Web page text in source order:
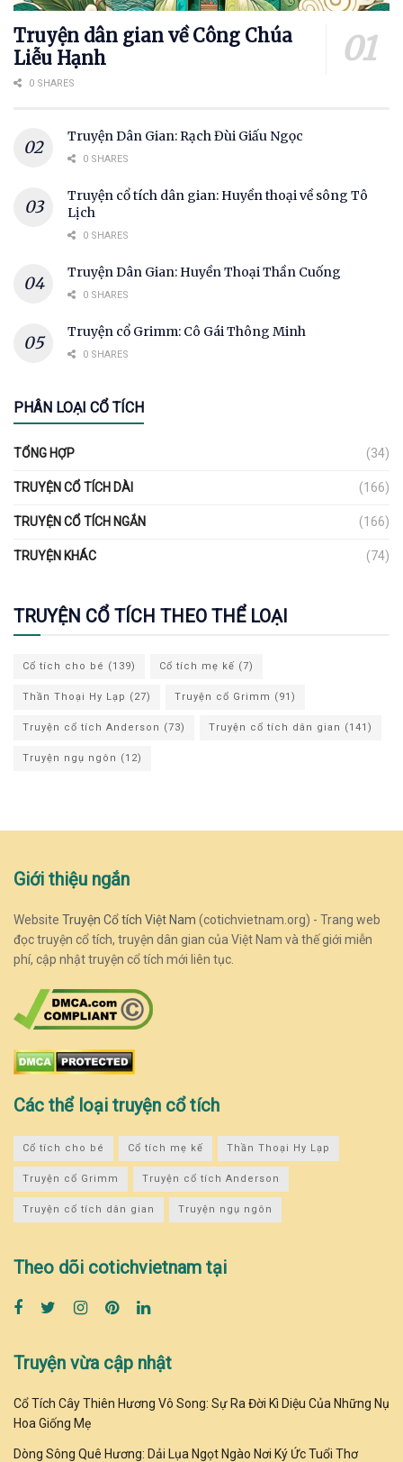
Truyện dân gian về Công Chúa
Liễu Hạnh
0 SHARES
Truyện Dân Gian: Rạch Đùi Giấu Ngọc
0 SHARES
Truyện cổ tích dân gian: Huyền thoại về sông Tô
Lịch
0 SHARES
Truyện Dân Gian: Huyền Thoại Thần Cuống
0 SHARES
Truyện cổ Grimm: Cô Gái Thông Minh
0 SHARES
PHÂN LOẠI CỔ TÍCH
TỔNG HỢP (34)
TRUYỆN CỔ TÍCH DÀI (166)
TRUYỆN CỔ TÍCH NGẮN (166)
TRUYỆN KHÁC (74)
TRUYỆN CỔ TÍCH THEO THỂ LOẠI
Cổ tích cho bé (139) Cổ tích mẹ kế (7)
Thần Thoại Hy Lạp (27) Truyện cổ Grimm (91)
Truyện cổ tích Anderson (73) Truyện cổ tích dân gian (141)
Truyện ngụ ngôn (12)
Giới thiệu ngắn
Website Truyện Cổ tích Việt Nam (cotichvietnam.org) - Trang web
đọc truyện cổ tích, truyện dân gian của Việt Nam và thế giới miễn
phí, cập nhật truyện cổ tích mới liên tục.
Các thể loại truyện cổ tích
Cổ tích cho bé Cổ tích mẹ kế Thần Thoại Hy Lạp
Truyện cổ Grimm Truyện cổ tích Anderson
Truyện cổ tích dân gian Truyện ngụ ngôn
Theo dõi cotichvietnam tại
Truyện vừa cập nhật
Cổ Tích Cây Thiên Hương Vô Song: Sự Ra Đời Kì Diệu Của Những Nụ
Hoa Giống Mẹ
Dòng Sông Quê Hương: Dải Lụa Ngọt Ngào Nơi Ký Ức Tuổi Thơ